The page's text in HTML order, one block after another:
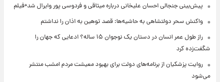
پیش‌بینی جنجالی احسان علیخانی درباره میثاقی و فردوسی پور وایرال شد+فیلم
واکنش سحر دولتشاهی به حاشیه‌ها: قصد توهین به اذان را نداشتم
راز طول عمر انسان در دستان یک نوجوان ۱۵ ساله؟ ادعایی که جهان را
شگفت‌زده کرد
روایت پزشکیان از برنامه‌های دولت برای بهبود معیشت مردم امشب منتشر
می‌شود